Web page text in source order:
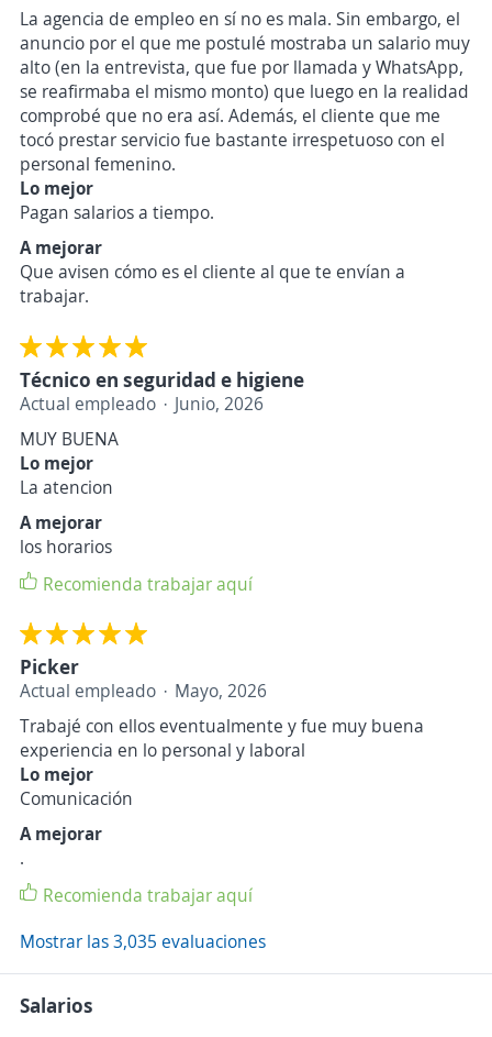
La agencia de empleo en sí no es mala. Sin embargo, el
anuncio por el que me postulé mostraba un salario muy
alto (en la entrevista, que fue por llamada y WhatsApp,
se reafirmaba el mismo monto) que luego en la realidad
comprobé que no era así. Además, el cliente que me
tocó prestar servicio fue bastante irrespetuoso con el
personal femenino.
Lo mejor
Pagan salarios a tiempo.
A mejorar
Que avisen cómo es el cliente al que te envían a
trabajar.
Técnico en seguridad e higiene
Actual empleado
Junio, 2026
MUY BUENA
Lo mejor
La atencion
A mejorar
los horarios
Recomienda trabajar aquí
Picker
Actual empleado
Mayo, 2026
Trabajé con ellos eventualmente y fue muy buena
experiencia en lo personal y laboral
Lo mejor
Comunicación
A mejorar
.
Recomienda trabajar aquí
Mostrar las 3,035 evaluaciones
Salarios